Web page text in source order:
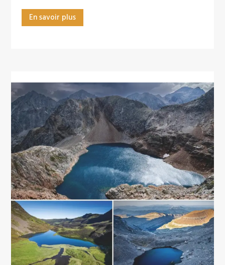
En savoir plus